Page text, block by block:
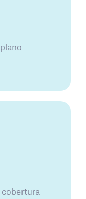
cobertura